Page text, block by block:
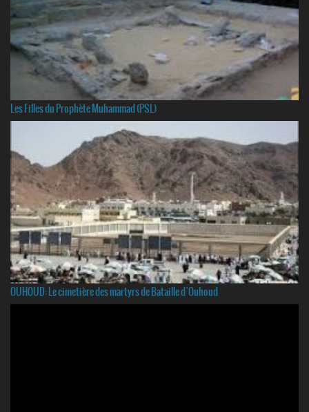
Les Filles du Prophète Muhammad (PSL)
OUHOUD: Le cimetière des martyrs de Bataille d`Ouhoud